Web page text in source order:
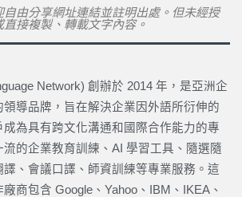
由分享網址連結並註明出處。但未經授
接複製、轉載文字內容。
Network) 創辦於 2014 年，是亞洲企
導品牌，旨在解決企業因外語所衍伸的
為具有跨文化溝通和國際合作能力的專
的企業教育訓練、AI 學習工具、隨選隨
譯、會議口譯、師資訓練等專業服務。這
商包含 Google、Yahoo、IBM、IKEA、